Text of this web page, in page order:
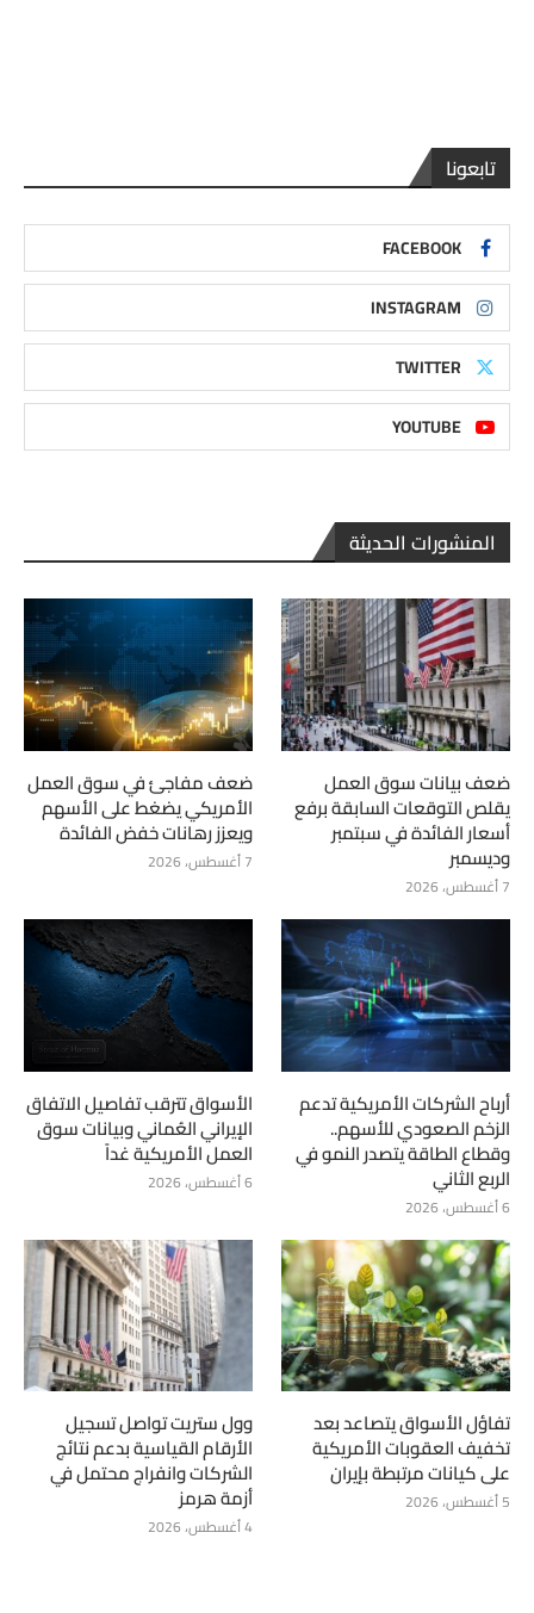
تابعونا
FACEBOOK
INSTAGRAM
TWITTER
YOUTUBE
المنشورات الحديثة
ضعف بيانات سوق العمل
يقلص التوقعات السابقة برفع
أسعار الفائدة في سبتمبر
وديسمبر
7 أغسطس، 2026
ضعف مفاجئ في سوق العمل
الأمريكي يضغط على الأسهم
ويعزز رهانات خفض الفائدة
7 أغسطس، 2026
أرباح الشركات الأمريكية تدعم
الزخم الصعودي للأسهم..
وقطاع الطاقة يتصدر النمو في
الربع الثاني
6 أغسطس، 2026
الأسواق تترقب تفاصيل الاتفاق
الإيراني العُماني وبيانات سوق
العمل الأمريكية غداً
6 أغسطس، 2026
تفاؤل الأسواق يتصاعد بعد
تخفيف العقوبات الأمريكية
على كيانات مرتبطة بإيران
5 أغسطس، 2026
وول ستريت تواصل تسجيل
الأرقام القياسية بدعم نتائج
الشركات وانفراج محتمل في
أزمة هرمز
4 أغسطس، 2026